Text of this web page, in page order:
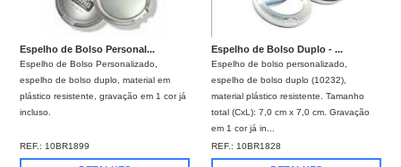
Espelho de Bolso Personal...
Espelho de Bolso Personalizado,
espelho de bolso duplo, material em
plástico resistente, gravação em 1 cor já
incluso.
REF.:10BR1899
Espelho de Bolso Duplo - ...
Espelho de bolso personalizado,
espelho de bolso duplo (10232),
material plástico resistente. Tamanho
total (CxL): 7,0 cm x 7,0 cm. Gravação
em 1 cor já in...
REF.:10BR1828